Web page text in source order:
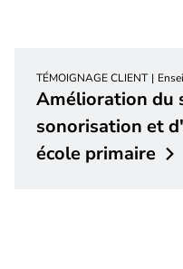
TÉMOIGNAGE CLIENT
Amélioration du
sonorisation et
école primaire